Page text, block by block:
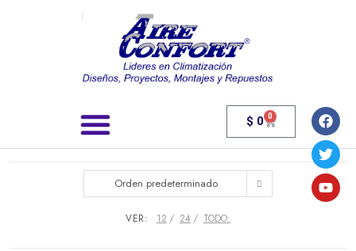
$ 0 0
Orden predeterminado
VER: 12 24 TODO: